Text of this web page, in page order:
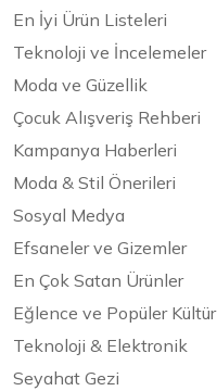
En İyi Ürün Listeleri
Teknoloji ve İncelemeler
Moda ve Güzellik
Çocuk Alışveriş Rehberi
Kampanya Haberleri
Moda & Stil Önerileri
Sosyal Medya
Efsaneler ve Gizemler
En Çok Satan Ürünler
Eğlence ve Popüler Kültür
Teknoloji & Elektronik
Seyahat Gezi